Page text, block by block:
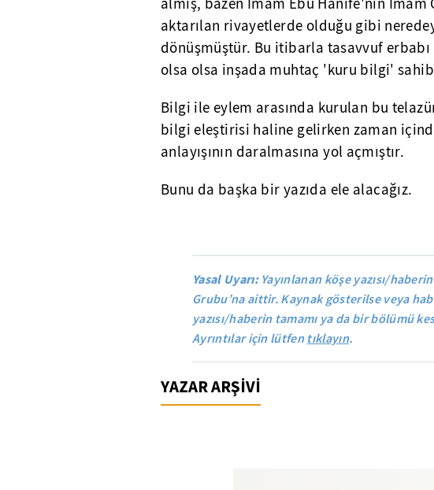
almış, bazen İmam Ebu Hanife'nin İmam
aktarılan rivayetlerde olduğu gibi
dönüşmüştür. Bu itibarla tasavvuf
olsa olsa inşada muhtaç 'kuru bilgi'
Bilgi ile eylem arasında kurulan bu
bilgi eleştirisi haline gelirken zaman
anlayışının daralmasına yol açmıştır.
Bunu da başka bir yazıda ele alacağız.
Yasal Uyarı: Yayınlanan köşe yazısı/
Grubu’na aittir. Kaynak gösterilse veya
yazısı/haberin tamamı ya da bir bölümü
Ayrıntılar için lütfentıklayın.
YAZAR ARŞİVİ